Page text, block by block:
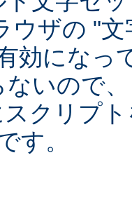
ウザの "
効になっ
ないので
クリプ
す。